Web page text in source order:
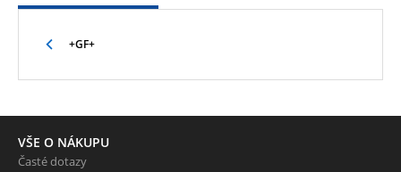
+GF+
VŠE O NÁKUPU
Časté dotazy